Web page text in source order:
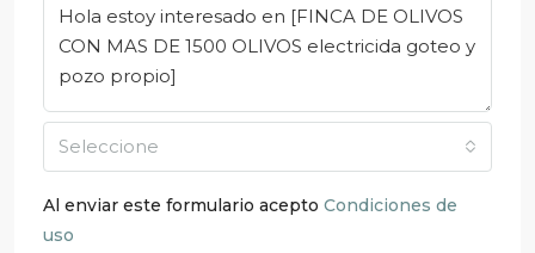
Seleccione
Al enviar este formulario acepto Condiciones de
uso